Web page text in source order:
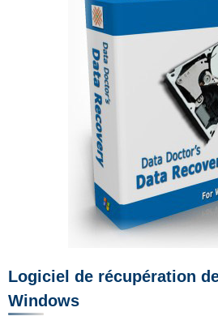
Logiciel de récupération
Windows